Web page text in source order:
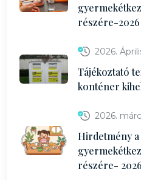
részére-2026
2026.
Tájékoztató
konténer
2026.
Hirdetmény a
részére- 2026